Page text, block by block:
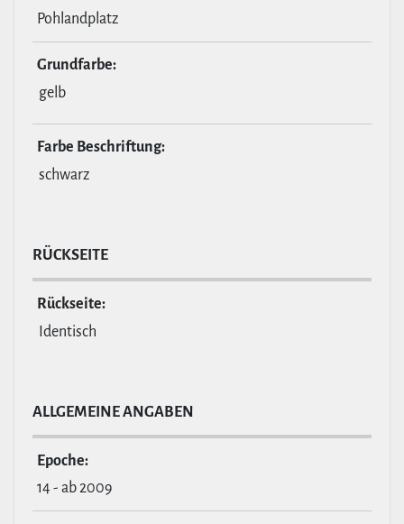
Pohlandplatz
Grund­farbe:
gelb
Farbe Beschrif­tung:
schwarz
RÜCKSEITE
Rückseite:
Identisch
ALL­GE­MEINE ANGABEN
Epoche:
14 - ab 2009